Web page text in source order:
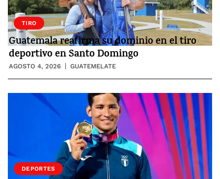
TIRO
Guatemala reafirma su dominio en el tiro
deportivo en Santo Domingo
AGOSTO 4, 2026 GUATEMELATE
DEPORTES